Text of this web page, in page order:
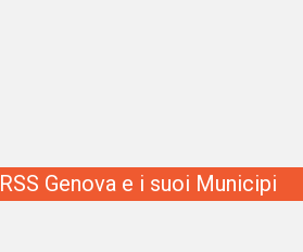
RSS Genova e i suoi Municipi